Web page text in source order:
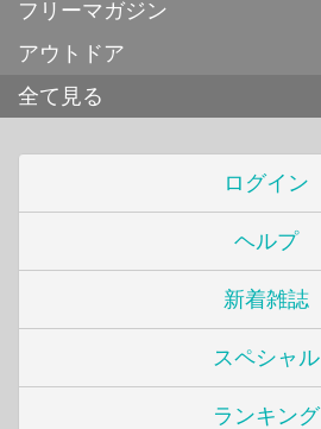
フリーマガジン
アウトドア
全て見る
ログイン
ヘルプ
新着雑誌
スペシャル
ランキング